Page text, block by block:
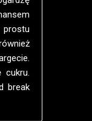
break